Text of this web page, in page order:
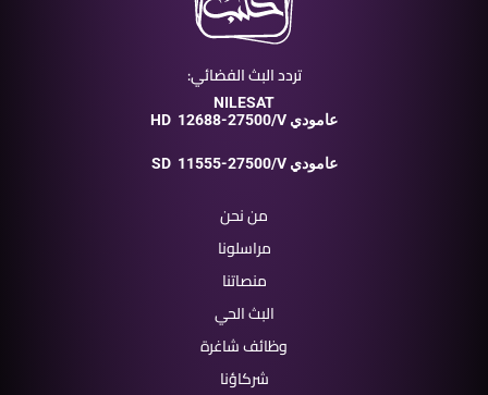
تردد البث الفضائي:
NILESAT
HD
12688-27500/V عامودي
SD 11555-27500/V عامودي
من نحن
مراسلونا
منصاتنا
البث الحي
وظائف شاغرة
شركاؤنا